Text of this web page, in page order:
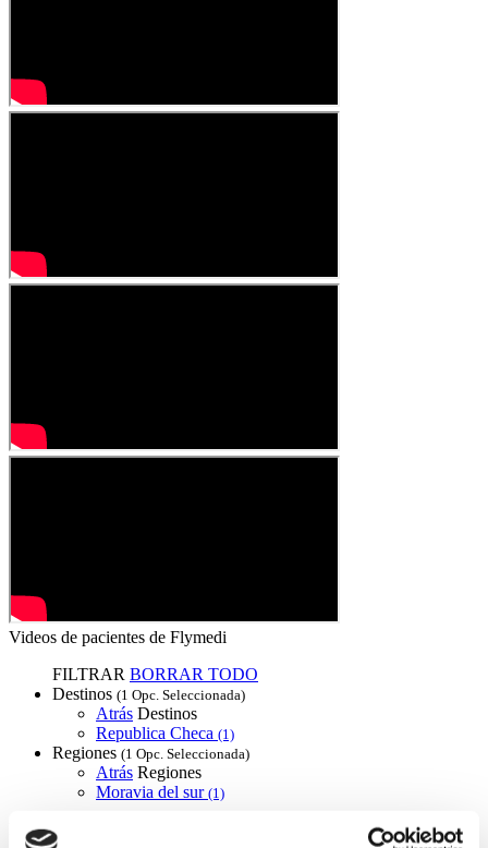
Videos de pacientes de Flymedi
FILTRAR BORRAR TODO
Destinos (1 Opc. Seleccionada)
Atrás Destinos
Republica Checa (1)
Regiones (1 Opc. Seleccionada)
Atrás Regiones
Moravia del sur (1)
Flymedi